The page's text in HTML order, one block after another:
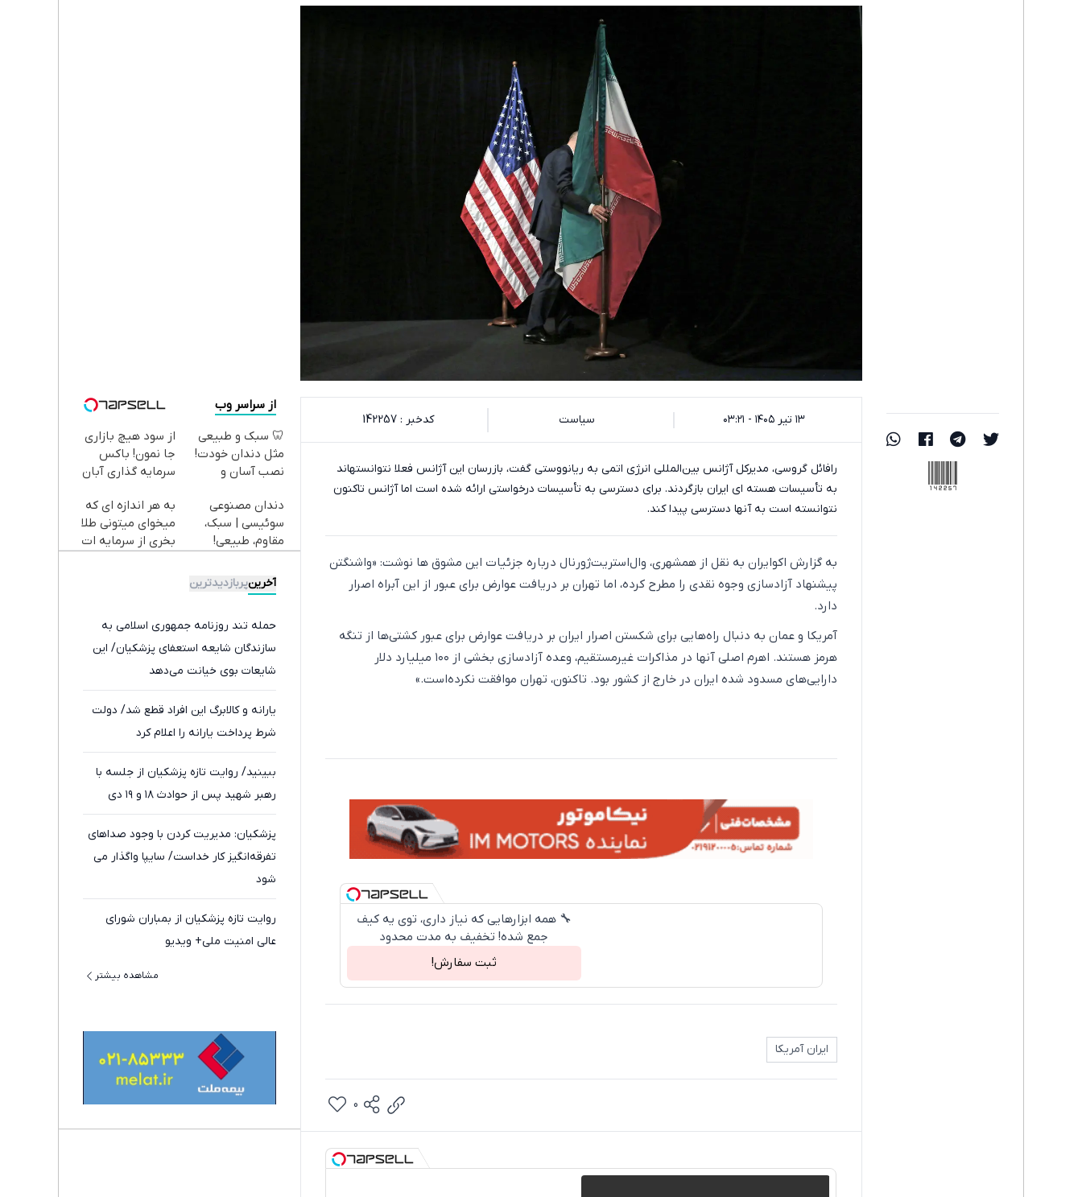
142257
۱۳ تیر ۱۴۰۵ - ۰۳:۲۱ سیاست کدخبر : 142257
رافائل گروسی، مدیرکل آژانس بین‌المللی انرژی اتمی به ریانووستی گفت، بازرسان این آژانس فعلا نتوانسته‎اند
به تأسیسات هسته ای ایران بازگردند. برای دسترسی به تأسیسات درخواستی ارائه شده است اما آژانس تاکنون
نتوانسته است به آنها دسترسی پیدا کند.
به گزارش اکو‌ایران به نقل از همشهری، وال‌استریت‌ژورنال درباره جزئیات این مشوق ها نوشت: «واشنگتن
پیشنهاد آزادسازی وجوه نقدی را مطرح کرده، اما تهران بر دریافت عوارض برای عبور از این آبراه اصرار
دارد.
آمریکا و عمان به دنبال راه‌هایی برای شکستن اصرار ایران بر دریافت عوارض برای عبور کشتی‌ها از تنگه
هرمز هستند. اهرم اصلی آنها در مذاکرات غیرمستقیم، وعده آزادسازی بخشی از ۱۰۰ میلیارد دلار
دارایی‌های مسدود شده ایران در خارج از کشور بود. تاکنون، تهران موافقت نکرده‌است.»
🔧 همه ابزارهایی که نیاز داری، توی یه کیف
جمع شده! تخفیف به مدت محدود
ثبت سفارش!
ایران آمریکا
0
از سراسر وب
🦷 سبک و طبیعی
مثل دندان خودت!
نصب آسان و
📍 تهران
از سود هیچ بازاری
جا نمون! باکس
سرمایه گذاری آبان
دندان مصنوعی
سوئیسی | سبک،
مقاوم، طبیعی!
رایگان+پرداخت
اقساطی😍
به هر اندازه ای که
میخوای میتونی طلا
بخری از سرمایه ات
آخرینپربازدیدترین
حمله تند روزنامه جمهوری اسلامی به
سازندگان شایعه استعفای پزشکیان/ این
شایعات بوی خیانت می‌دهد
یارانه و کالابرگ این افراد قطع شد/ دولت
شرط پرداخت یارانه را اعلام کرد
ببینید/ روایت تازه پزشکیان از جلسه با
رهبر شهید پس از حوادث ۱۸ و ۱۹ دی
پزشکیان: مدیریت کردن با وجود صداهای
تفرقه‌انگیز کار خداست/ سایپا واگذار می
شود
روایت تازه پزشکیان از بمباران شورای
عالی امنیت ملی+ ویدیو
مشاهده بیشتر